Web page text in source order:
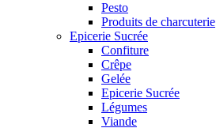
Pesto
Produits de charcuterie
Epicerie Sucrée
Confiture
Crêpe
Gelée
Epicerie Sucrée
Légumes
Viande